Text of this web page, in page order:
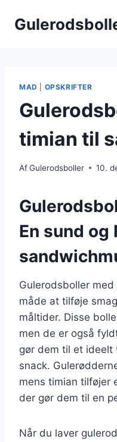
MAD OPSKRIFTER
timian til
AfGulerodsboller 10.
En sund
Gulerodsboller
måde at tilføje
måltider. Disse
men de er også
gør dem til et ideelt
snack.
mens timian tilføjer
der gør dem til en
Når du laver